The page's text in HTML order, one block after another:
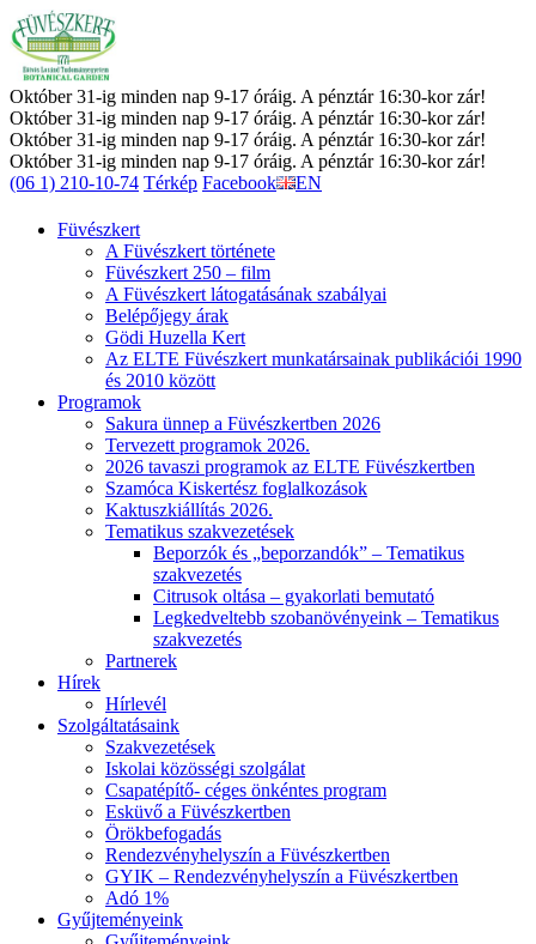
Október 31-ig minden nap 9-17 óráig. A pénztár 16:30-kor zár!
Október 31-ig minden nap 9-17 óráig. A pénztár 16:30-kor zár!
Október 31-ig minden nap 9-17 óráig. A pénztár 16:30-kor zár!
Október 31-ig minden nap 9-17 óráig. A pénztár 16:30-kor zár!
(06 1) 210-10-74 Térkép Facebook EN
Füvészkert
A Füvészkert története
Füvészkert 250 – film
A Füvészkert látogatásának szabályai
Belépőjegy árak
Gödi Huzella Kert
Az ELTE Füvészkert munkatársainak publikációi 1990
és 2010 között
Programok
Sakura ünnep a Füvészkertben 2026
Tervezett programok 2026.
2026 tavaszi programok az ELTE Füvészkertben
Szamóca Kiskertész foglalkozások
Kaktuszkiállítás 2026.
Tematikus szakvezetések
Beporzók és „beporzandók” – Tematikus
szakvezetés
Citrusok oltása – gyakorlati bemutató
Legkedveltebb szobanövényeink – Tematikus
szakvezetés
Partnerek
Hírek
Hírlevél
Szolgáltatásaink
Szakvezetések
Iskolai közösségi szolgálat
Csapatépítő- céges önkéntes program
Esküvő a Füvészkertben
Örökbefogadás
Rendezvényhelyszín a Füvészkertben
GYIK – Rendezvényhelyszín a Füvészkertben
Adó 1%
Gyűjteményeink